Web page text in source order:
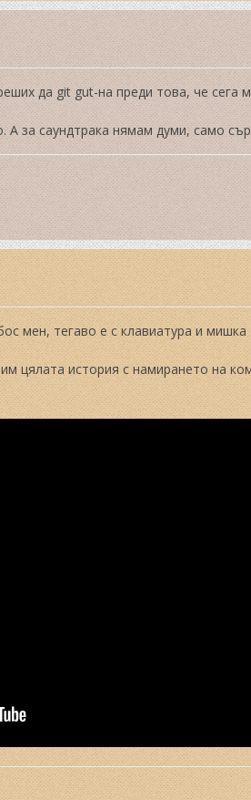
да git gut-на преди това, че сега
А за саундтрака нямам думи, само
мен, тегаво е с клавиатура и
цялата история с намирането на